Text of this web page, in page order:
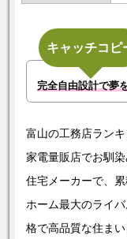
キャッチコピ
完全自由設計で夢
富山の工務店ラン
家電量販店でお馴
住宅メーカーで、
ホーム最大のライ
格で高品質な住ま